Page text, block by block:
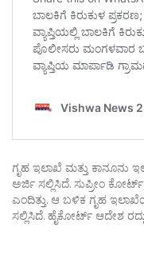
ಗೃಹ ಇಲಾಖೆ ಮತ್ತು ಕಾನೂನು
ಅರ್ಜಿ ಸಲ್ಲಿಸಿದೆ. ಸುಪ್ರೀಂ
ಎಂದಿತ್ತು. ಆ ಬಳಿಕ ಗೃಹ
ಸಲ್ಲಿಸಿದೆ. ಹೈಕೋರ್ಟ್ ಆದೇಶ